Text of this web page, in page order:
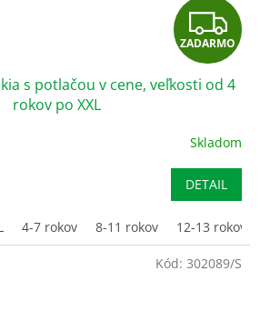
Z
A
D
A
R
M
O
ZADARMO
s potlačou v cene, veľkosti od 4
rokov po XXL
Skladom
DETAIL
4-7 rokov 8-11 rokov 12-13 rokov
Kód: 302089/S